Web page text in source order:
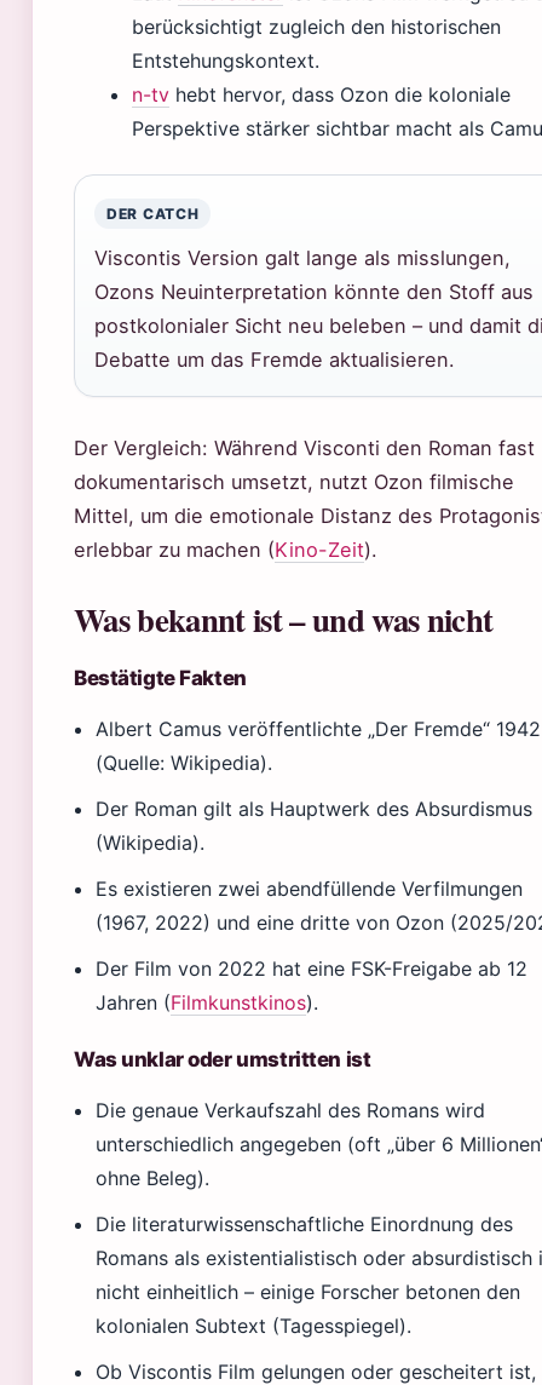
berücksichtigt zugleich den historischen
Entstehungskontext.
n-tv hebt hervor, dass Ozon die koloniale
Perspektive stärker sichtbar macht als
DER CATCH
Viscontis Version galt lange als misslungen,
Ozons Neuinterpretation könnte den Stoff aus
postkolonialer Sicht neu beleben – und damit
Debatte um das Fremde aktualisieren.
Der Vergleich: Während Visconti den Roman fast
dokumentarisch umsetzt, nutzt Ozon filmische
Mittel, um die emotionale Distanz des
erlebbar zu machen (Kino-Zeit).
Was bekannt ist – und was nicht
Bestätigte Fakten
Albert Camus veröffentlichte „Der Fremde“ 1942
(Quelle: Wikipedia).
Der Roman gilt als Hauptwerk des Absurdismus
(Wikipedia).
Es existieren zwei abendfüllende Verfilmungen
(1967, 2022) und eine dritte von Ozon (2025/
Der Film von 2022 hat eine FSK-Freigabe ab 12
Jahren (Filmkunstkinos).
Was unklar oder umstritten ist
Die genaue Verkaufszahl des Romans wird
unterschiedlich angegeben (oft „über 6
ohne Beleg).
Die literaturwissenschaftliche Einordnung des
Romans als existentialistisch oder absurdistisch
nicht einheitlich – einige Forscher betonen den
kolonialen Subtext (Tagesspiegel).
Ob Viscontis Film gelungen oder gescheitert ist,